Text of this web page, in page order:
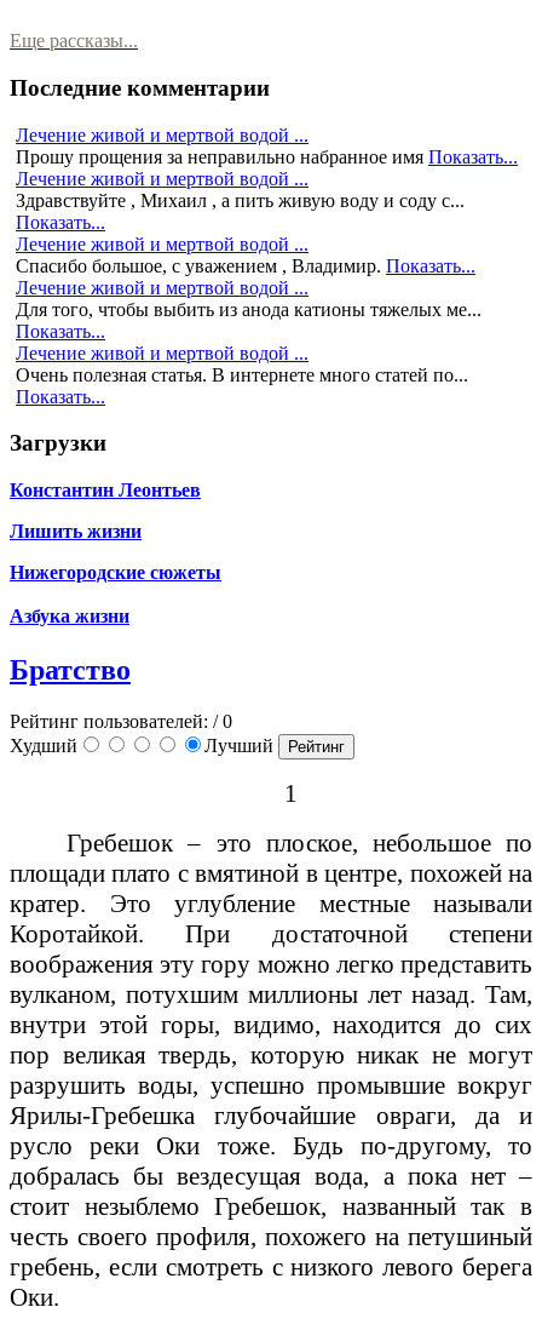
Еще рассказы...
Последние комментарии
Лечение живой и мертвой водой ...
Прошу прощения за неправильно набранное имя Показать...
Лечение живой и мертвой водой ...
Здравствуйте , Михаил , а пить живую воду и соду с...
Показать...
Лечение живой и мертвой водой ...
Спасибо большое, с уважением , Владимир. Показать...
Лечение живой и мертвой водой ...
Для того, чтобы выбить из анода катионы тяжелых ме...
Показать...
Лечение живой и мертвой водой ...
Очень полезная статья. В интернете много статей по...
Показать...
Загрузки
Константин Леонтьев
Лишить жизни
Нижегородские сюжеты
Азбука жизни
Братство
Рейтинг пользователей: / 0
Худший
Лучший
1
Гребешок – это плоское, небольшое по
площади плато с вмятиной в центре, похожей на
кратер. Это углубление местные называли
Коротайкой. При достаточной степени
воображения эту гору можно легко представить
вулканом, потухшим миллионы лет назад. Там,
внутри этой горы, видимо, находится до сих
пор великая твердь, которую никак не могут
разрушить воды, успешно промывшие вокруг
Ярилы-Гребешка глубочайшие овраги, да и
русло реки Оки тоже. Будь по-другому, то
добралась бы вездесущая вода, а пока нет –
стоит незыблемо Гребешок, названный так в
честь своего профиля, похожего на петушиный
гребень, если смотреть с низкого левого берега
Оки.